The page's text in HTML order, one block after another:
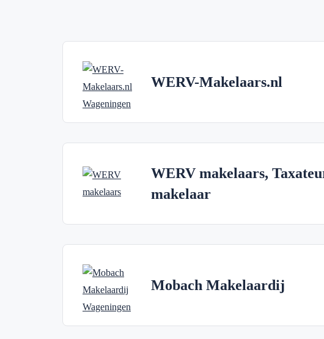
WERV-Makelaars.nl
WERV makelaars,
makelaar
Mobach Makelaardij